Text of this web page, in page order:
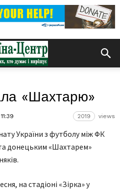
«Шахтарю»
11:39 2019 views
України з футболу між ФК
донецьким «Шахтарем»
на стадіоні «Зірка» у